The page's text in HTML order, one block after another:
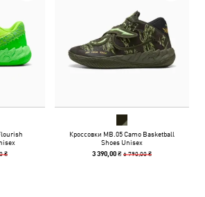
₴
Кроссовки MB.05 Camo Basketball
Shoes Unisex
3 390,00 ₴6 790,00 ₴